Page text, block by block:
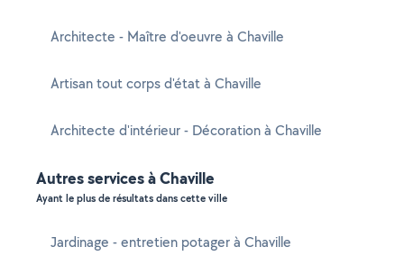
Architecte - Maître d'oeuvre à Chaville
Artisan tout corps d'état à Chaville
Architecte d'intérieur - Décoration à Chaville
Autres services à Chaville
Ayant le plus de résultats dans cette ville
Jardinage - entretien potager à Chaville